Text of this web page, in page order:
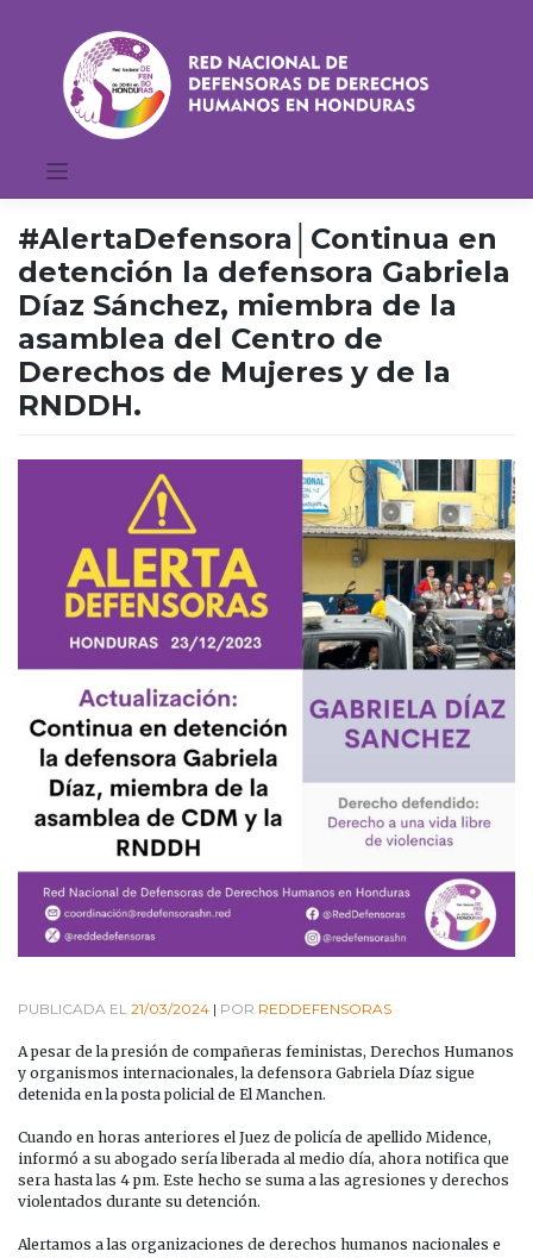
#AlertaDefensora│Continua en
detención la defensora Gabriela
Díaz Sánchez, miembra de la
asamblea del Centro de
Derechos de Mujeres y de la
RNDDH.
PUBLICADA EL 21/03/2024 | POR REDDEFENSORAS
A pesar de la presión de compañeras feministas, Derechos Humanos
y organismos internacionales, la defensora Gabriela Díaz sigue
detenida en la posta policial de El Manchen.
Cuando en horas anteriores el Juez de policía de apellido Midence,
informó a su abogado sería liberada al medio día, ahora notifica que
sera hasta las 4 pm. Este hecho se suma a las agresiones y derechos
violentados durante su detención.
Alertamos a las organizaciones de derechos humanos nacionales e